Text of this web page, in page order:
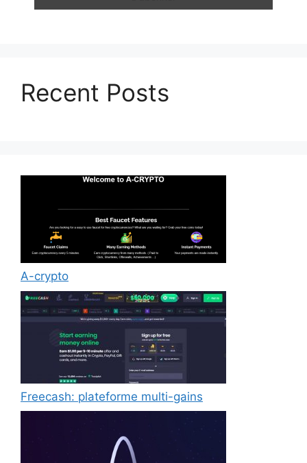
Recent Posts
A-crypto
Freecash: plateforme multi-gains